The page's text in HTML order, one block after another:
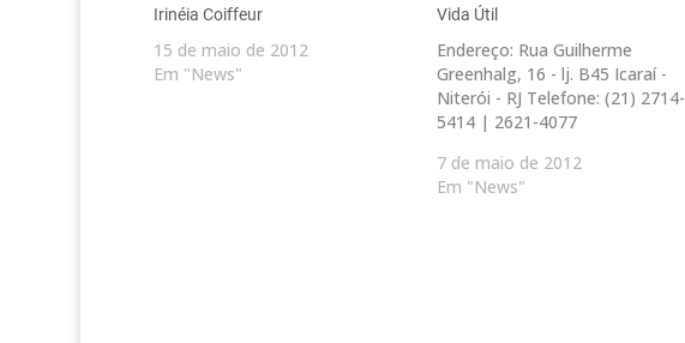
Irinéia Coiffeur
15 de maio de 2012
Em "News"
Vida Útil
Endereço: Rua Guilherme
Greenhalg, 16 - lj. B45 Icaraí -
Niterói - RJ Telefone: (21) 2714-
5414 | 2621-4077
7 de maio de 2012
Em "News"